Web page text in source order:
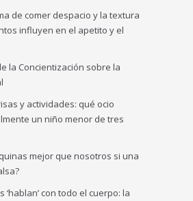
de comer despacio y la textura
influyen en el apetito y el
la Concientización sobre la
y actividades: qué ocio
un niño menor de tres
mejor que nosotros si una
‘hablan’ con todo el cuerpo: la